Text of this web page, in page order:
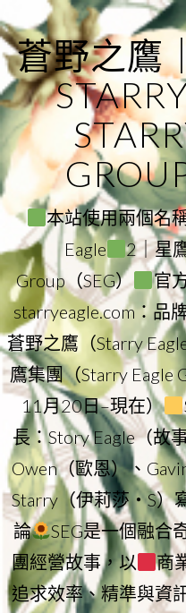
to
content
蒼野之鷹
本站使用兩個名
Eagle
2｜星
Group（SEG）
官
starryeagle.com：品
蒼野之鷹（Starry
鷹集團（Starry Eagle
11月20日–現在）
長：Story Eagle（故
Owen（歐恩）、
Starry（伊莉莎・S）
論
SEG是一個融合
團經營故事，以
商
追求效率、精準與資